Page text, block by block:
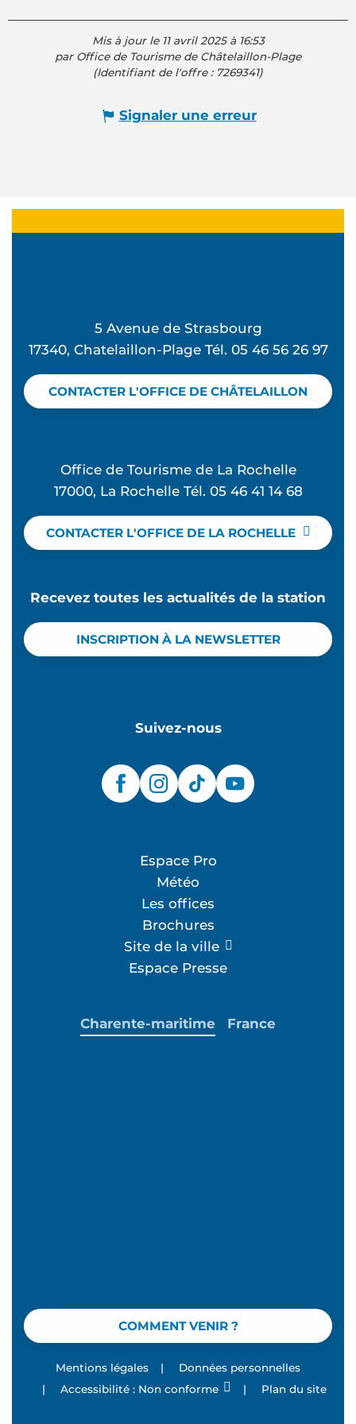
Mis à jour le 11 avril 2025 à 16:53
par Office de Tourisme de Châtelaillon-Plage
(Identifiant de l'offre : 7269341)
Signaler une erreur
5 Avenue de Strasbourg
17340, Chatelaillon-Plage Tél. 05 46 56 26 97
CONTACTER L'OFFICE DE CHÂTELAILLON
Office de Tourisme de La Rochelle
17000, La Rochelle Tél. 05 46 41 14 68
CONTACTER L'OFFICE DE LA ROCHELLE
Recevez toutes les actualités de la station
INSCRIPTION À LA NEWSLETTER
Suivez-nous
Espace Pro
Météo
Les offices
Brochures
Site de la ville
Espace Presse
COMMENT VENIR ?
Charente-maritime France
Mentions légales |
Données personnelles
|
Accessibilité : Non conforme | Plan du site